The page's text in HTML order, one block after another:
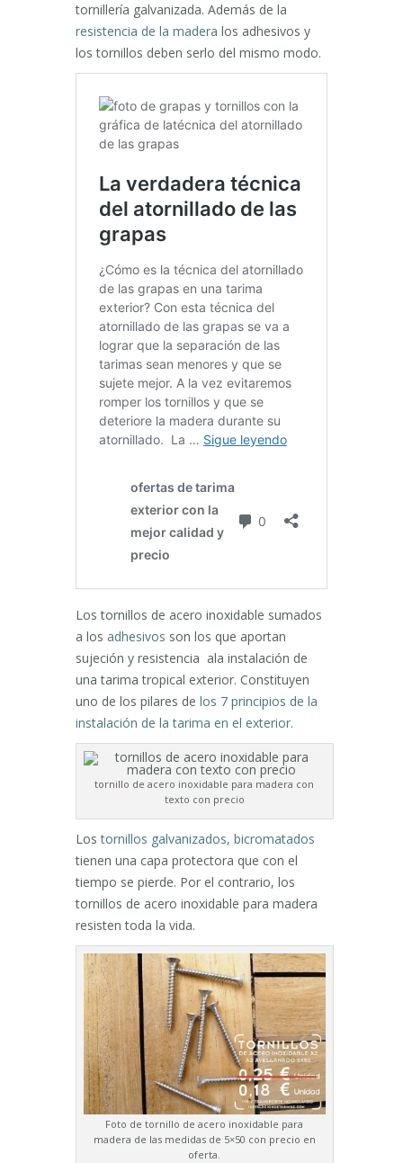
tornillería galvanizada. Además de la
resistencia de la madera los adhesivos y
los tornillos deben serlo del mismo modo.
Los tornillos de acero inoxidable sumados
a los adhesivos son los que aportan
sujeción y resistencia ala instalación de
una tarima tropical exterior. Constituyen
uno de los pilares de los 7 principios de la
instalación de la tarima en el exterior.
tornillo de acero inoxidable para madera con
texto con precio
Lostornillos galvanizados, bicromatados
tienen una capa protectora que con el
tiempo se pierde. Por el contrario, los
tornillos de acero inoxidable para madera
resisten toda la vida.
Foto de tornillo de acero inoxidable para
madera de las medidas de 5×50 con precio en
oferta.